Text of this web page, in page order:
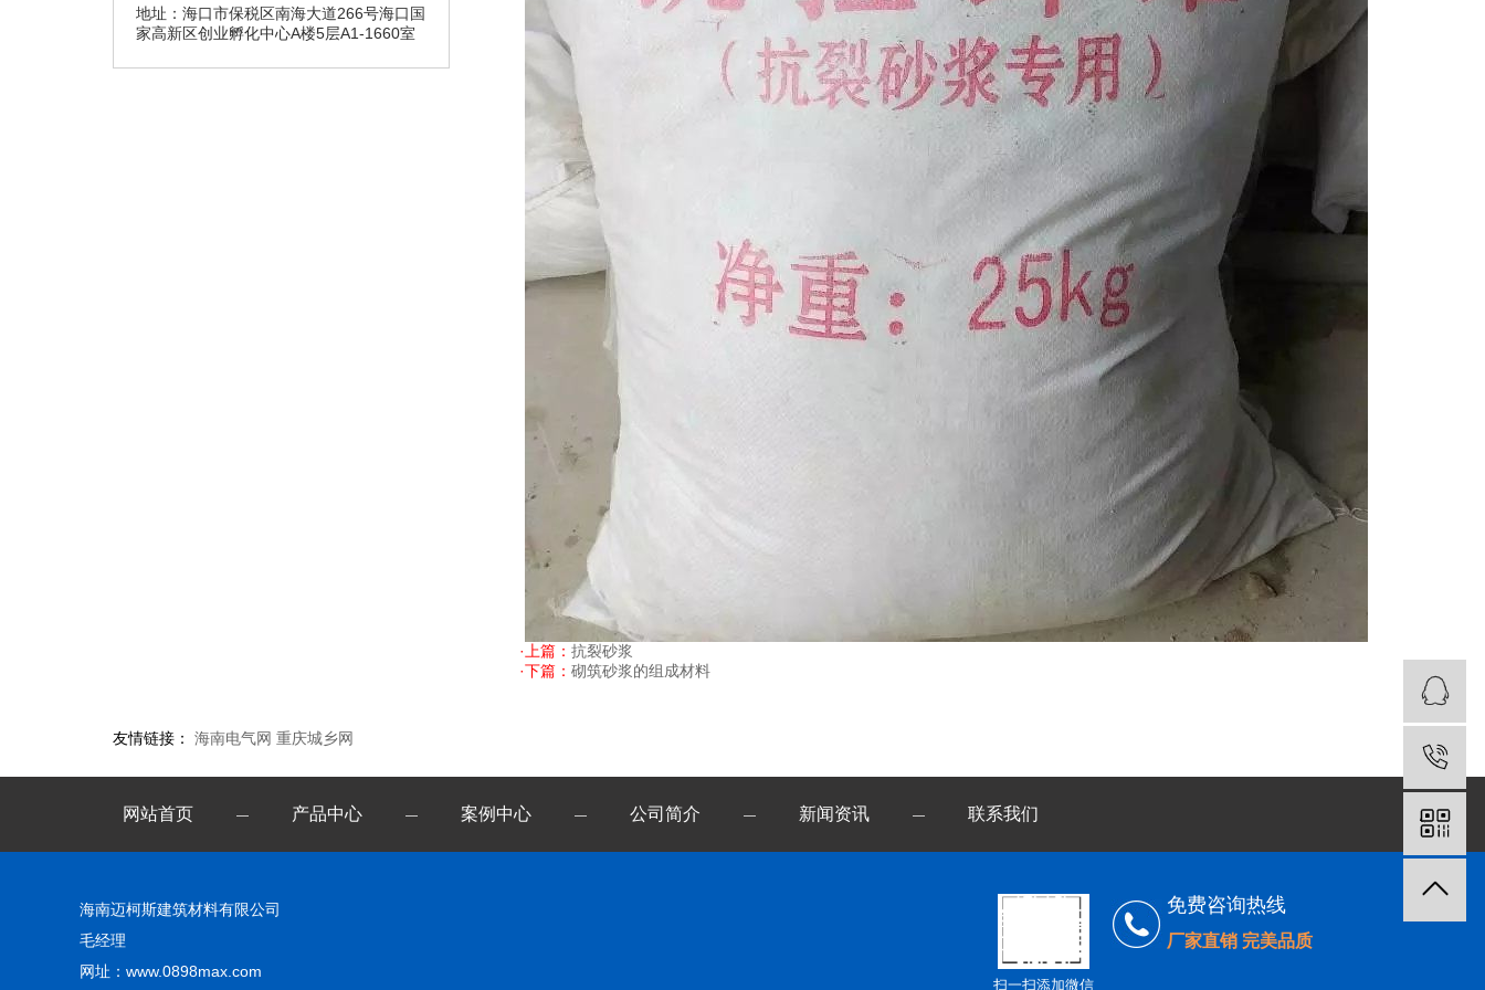
地址：海口市保税区南海大道266号海口国
家高新区创业孵化中心A楼5层A1-1660室
·上篇： 抗裂砂浆
·下篇： 砌筑砂浆的组成材料
友情链接： 海南电气网 重庆城乡网
网站首页 — 产品中心 — 案例中心 — 公司简介 — 新闻资讯 — 联系我们
海南迈柯斯建筑材料有限公司
毛经理
网址：www.0898max.com
扫一扫添加微信
免费咨询热线
厂家直销 完美品质